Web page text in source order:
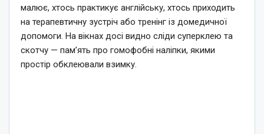
малює, хтось практикує англійську, хтось приходить
на терапевтичну зустріч або тренінг із домедичної
допомоги. На вікнах досі видно сліди суперклею та
скотчу — пам’ять про гомофобні наліпки, якими
простір обклеювали взимку.